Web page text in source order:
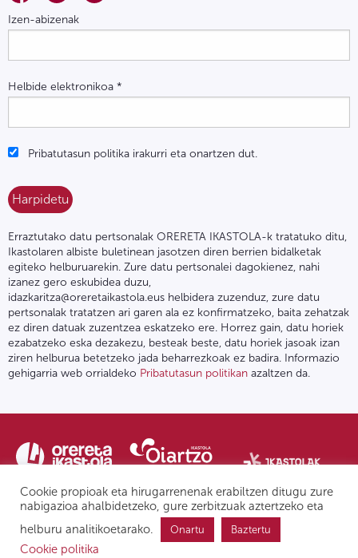
Izen-abizenak
Helbide elektronikoa *
Pribatutasun politika irakurri eta onartzen dut.
Erraztutako datu pertsonalak ORERETA IKASTOLA-k tratatuko ditu,
Ikastolaren albiste buletinean jasotzen diren berrien bidalketak
egiteko helburuarekin. Zure datu pertsonalei dagokienez, nahi
izanez gero eskubidea duzu,
idazkaritza@oreretaikastola.eus helbidera zuzenduz, zure datu
pertsonalak tratatzen ari garen ala ez konfirmatzeko, baita zehatzak
ez diren datuak zuzentzea eskatzeko ere. Horrez gain, datu horiek
ezabatzeko eska dezakezu, besteak beste, datu horiek jasoak izan
ziren helburua betetzeko jada beharrezkoak ez badira. Informazio
gehigarria web orrialdeko Pribatutasun politikan azaltzen da.
Pribatutasun politika | Lege oharra Postontzi etikoa
Cookie propioak eta hirugarrenenak erabiltzen ditugu zure
nabigazioa ahalbidetzeko, gure zerbitzuak aztertzeko eta
helburu analitikoetarako.
Onartu Baztertu
Cookie politika